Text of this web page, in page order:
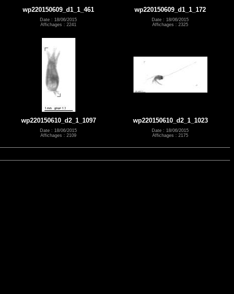
wp220150609_d1_1_461
Date : 18/06/2015
Affichages : 2241
wp220150609_d1_1_172
Date : 18/06/2015
Affichages : 2325
wp220150610_d2_1_1097
Date : 18/06/2015
Affichages : 2109
wp220150610_d2_1_1023
Date : 18/06/2015
Affichages : 2175